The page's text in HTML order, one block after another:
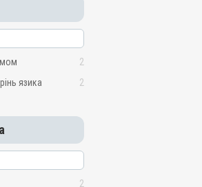
2
язика
2
2